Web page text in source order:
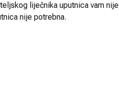
liječnika uputnica vam nije
nije potrebna.